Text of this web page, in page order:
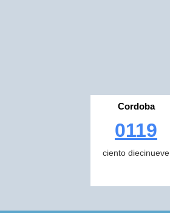
Cordoba
0119
ciento diecinueve